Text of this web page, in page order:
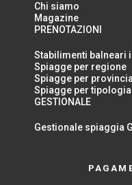
Chi siamo
Magazine
PRENOTAZIONI
Stabilimenti balneari
Spiagge per regione
Spiagge per provincia
Spiagge per tipologia
GESTIONALE
Gestionale spiaggia